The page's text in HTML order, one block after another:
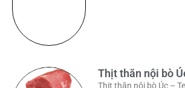
Thịt thăn nội bò
Thịt thăn nội bò Úc –